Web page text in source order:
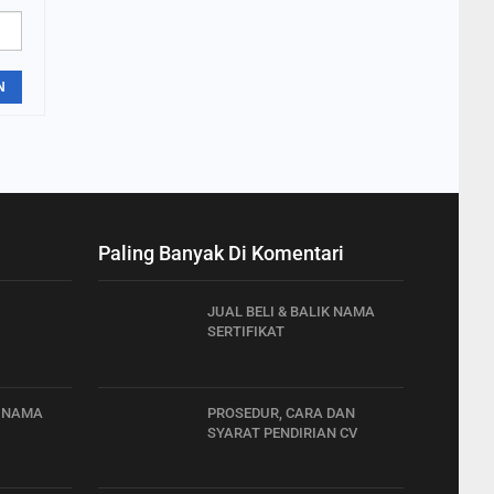
Paling Banyak Di Komentari
JUAL BELI & BALIK NAMA
SERTIFIKAT
PROSEDUR, CARA DAN
SYARAT PENDIRIAN CV